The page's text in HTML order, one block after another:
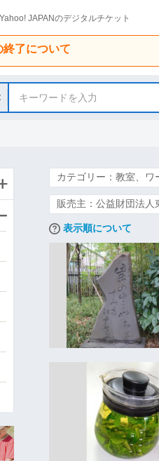
JAPANのデジタルチケット
終了について
キーワードを入力
カテゴリー：教室、ワ
販売主：公益財団法
表示順について